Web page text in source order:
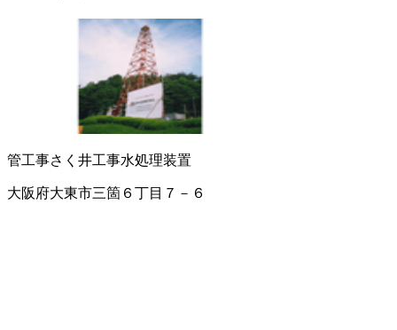
管工事さく井工事水処理装置
大阪府大東市三箇６丁目７－６